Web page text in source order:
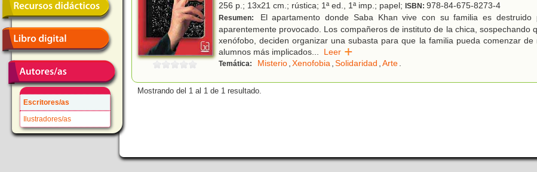
Escritores/as
Ilustradores/as
256 p.; 13x21 cm.; rústica; 1ª ed., 1ª imp.; papel; ISBN: 978-84-675-8273-4
Resumen:
El apartamento donde Saba Khan vive con su familia es destruido
aparentemente provocado. Los compañeros de instituto de la chica, sospechando
xenófobo, deciden organizar una subasta para que la familia pueda comenzar de
alumnos más implicados... Leer
Temática: Misterio,Xenofobia,Solidaridad ,Arte.
Mostrando del 1 al 1 de 1 resultado.